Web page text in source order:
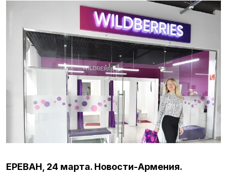
ЕРЕВАН, 24 марта. Новости-Армения.